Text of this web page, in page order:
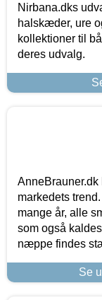
Nirbana.dks
halskæder, ure
kollektioner til
deres udvalg.
AnneBrauner.dk
markedets
mange år, alle
som også
næppe findes
Se